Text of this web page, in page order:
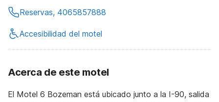
Reservas, 4065857888
Accesibilidad del motel
Acerca de este motel
El Motel 6 Bozeman está ubicado junto a la I-90, salida